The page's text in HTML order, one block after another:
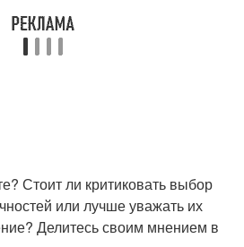
Стоит ли критиковать выбор
или лучше уважать их
Делитесь своим мнением в